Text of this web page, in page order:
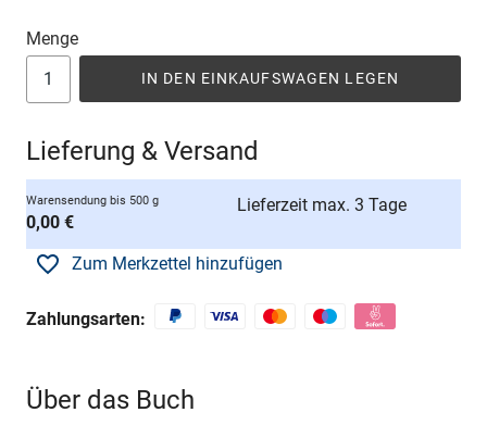
Menge
IN DEN EINKAUFSWAGEN LEGEN
Lieferung & Versand
Warensendung bis 500 g
0,00 €
Lieferzeit max. 3 Tage
Zum Merkzettel hinzufügen
Zahlungsarten:
Über das Buch